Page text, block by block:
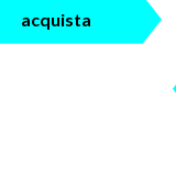
acquista